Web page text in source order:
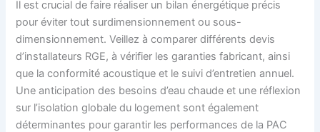
Il est crucial de faire réaliser un bilan énergétique précis
pour éviter tout surdimensionnement ou sous-
dimensionnement. Veillez à comparer différents devis
d’installateurs RGE, à vérifier les garanties fabricant, ainsi
que la conformité acoustique et le suivi d’entretien annuel.
Une anticipation des besoins d’eau chaude et une réflexion
sur l’isolation globale du logement sont également
déterminantes pour garantir les performances de la PAC